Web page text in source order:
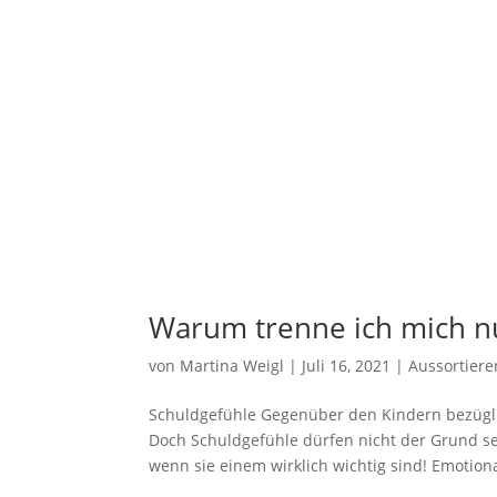
Warum trenne ich mich
von Martina Weigl | Juli 16, 2021 |
Schuldgefühle Gegenüber den Kindern
Doch Schuldgefühle dürfen nicht der Grund
wenn sie einem wirklich wichtig sind!